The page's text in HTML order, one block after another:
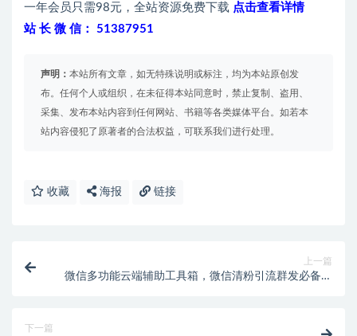
一年会员只需98元，全站资源免费下载 点击查看详情
站 长 微 信： 51387951
声明： 本站所有文章，如无特殊说明或标注，均为本站原创发
布。任何个人或组织，在未征得本站同意时，禁止复制、盗用、
采集、发布本站内容到任何网站、书籍等各类媒体平台。如若本
站内容侵犯了原著者的合法权益，可联系我们进行处理。
收藏 海报 链接
上一篇
微信多功能云端辅助工具箱，微信清粉引流群发必备神
下一篇